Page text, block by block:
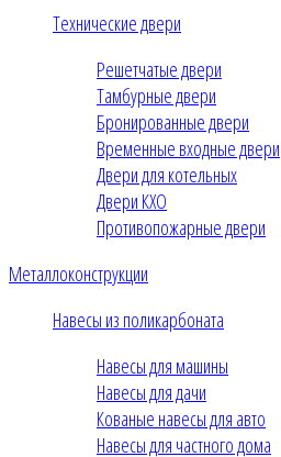
Технические двери
Решетчатые двери
Тамбурные двери
Бронированные двери
Временные входные двери
Двери для котельных
Двери КХО
Противопожарные двери
Металлоконструкции
Навесы из поликарбоната
Навесы для машины
Навесы для дачи
Кованые навесы для авто
Навесы для частного дома